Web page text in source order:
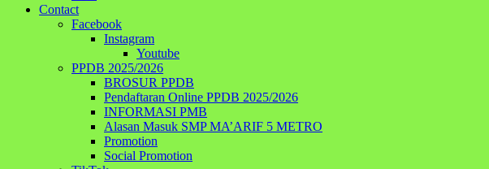
Contact
Facebook
Instagram
Youtube
PPDB 2025/2026
BROSUR PPDB
Pendaftaran Online PPDB 2025/2026
INFORMASI PMB
Alasan Masuk SMP MA’ARIF 5 METRO
Promotion
Social Promotion